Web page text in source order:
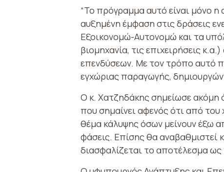
“Το πρόγραμμα αυτό είναι μόνο
αυξημένη έμφαση στις δράσεις
Εξοικονομώ-Αυτονομώ και τα
βιομηχανία, τις επιχειρήσεις
επενδύσεων. Με τον τρόπο αυτό
εγχώριας παραγωγής,
Ο κ. Χατζηδάκης σημείωσε ακόμη
που σημαίνει αφενός ότι από
θέμα κάλυψης όσων μείνουν έξω
φάσεις. Επίσης θα
διασφαλίζεται το αποτέλεσμα